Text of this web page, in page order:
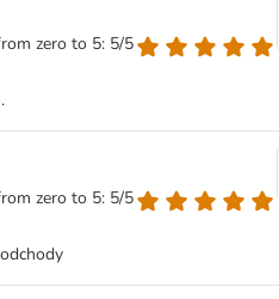
zero to 5: 5/5
zero to 5: 5/5